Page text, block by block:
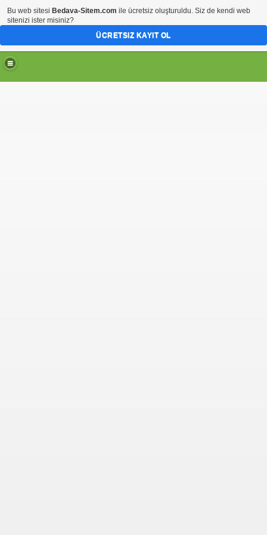
Bu web sitesi Bedava-Sitem.com ile ücretsiz oluşturuldu. Siz de kendi web
sitenizi ister misiniz?
ÜCRETSIZ KAYIT OL